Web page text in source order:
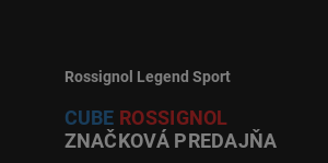
Rossignol Legend Sport
CUBE ROSSIGNOL
ZNAČKOVÁ PREDAJŇA